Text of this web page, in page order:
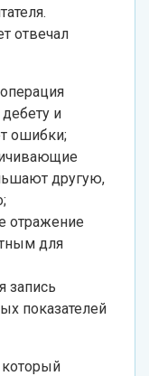
отвечал
и
ошибки;
другую,
отражение
для
запись
показателей